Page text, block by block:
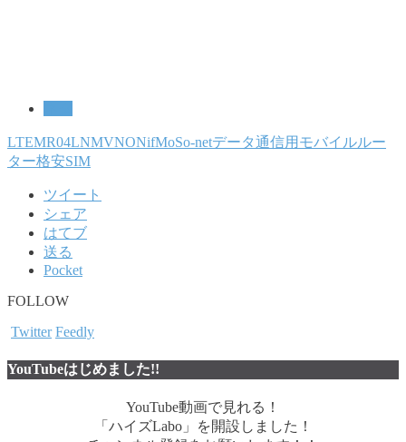
LTEMR04LNMVNONifMoSo-netデータ通信用 モバイルルー
ター格安SIM
ツイート
シェア
はてブ
送る
Pocket
FOLLOW
Twitter Feedly
YouTubeはじめました!!
YouTube動画で見れる！
「ハイズLabo」を開設しました！